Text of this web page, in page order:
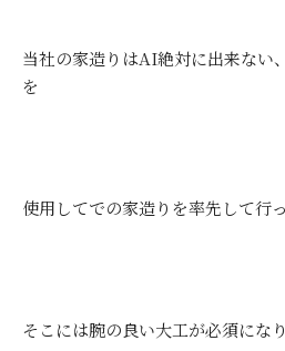
当社の家造りはAI絶対に出来ない
を
使用してでの家造りを率先して行
そこには腕の良い大工が必須になり